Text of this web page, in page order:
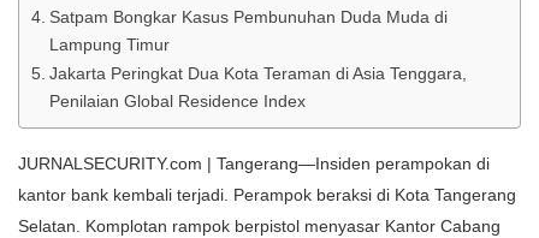
Satpam Bongkar Kasus Pembunuhan Duda Muda di
Lampung Timur
Jakarta Peringkat Dua Kota Teraman di Asia Tenggara,
Penilaian Global Residence Index
JURNALSECURITY.com | Tangerang—Insiden perampokan di
kantor bank kembali terjadi. Perampok beraksi di Kota Tangerang
Selatan. Komplotan rampok berpistol menyasar Kantor Cabang